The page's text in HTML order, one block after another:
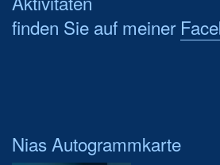
finden Sie auf meiner
Nias Autogrammkarte